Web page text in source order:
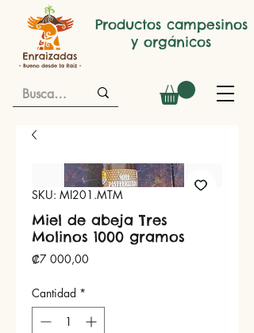
Productos campesinos
y orgánicos
SKU: MI201.MTM
Miel de abeja Tres
Molinos 1000 gramos
₡7 000,00
Cantidad *